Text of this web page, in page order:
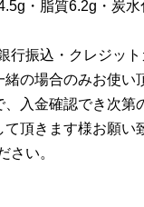
・脂質6.2g・炭
行振込・クレジット
の場合のみお使い
入金確認でき次第
頂きます様お願い
さい。